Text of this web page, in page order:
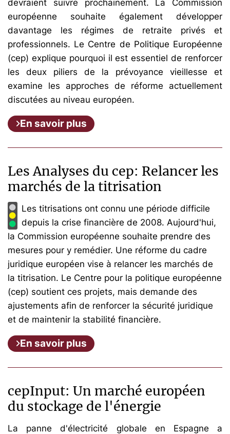
devraient suivre prochainement. La Commission
européenne souhaite également développer
davantage les régimes de retraite privés et
professionnels. Le Centre de Politique Européenne
(cep) explique pourquoi il est essentiel de renforcer
les deux piliers de la prévoyance vieillesse et
examine les approches de réforme actuellement
discutées au niveau européen.
En savoir plus
Les Analyses du cep: Relancer les
marchés de la titrisation
Les titrisations ont connu une période difficile
depuis la crise financière de 2008. Aujourd'hui,
la Commission européenne souhaite prendre des
mesures pour y remédier. Une réforme du cadre
juridique européen vise à relancer les marchés de
la titrisation. Le Centre pour la politique européenne
(cep) soutient ces projets, mais demande des
ajustements afin de renforcer la sécurité juridique
et de maintenir la stabilité financière.
En savoir plus
cepInput: Un marché européen
du stockage de l'énergie
La panne d'électricité globale en Espagne a